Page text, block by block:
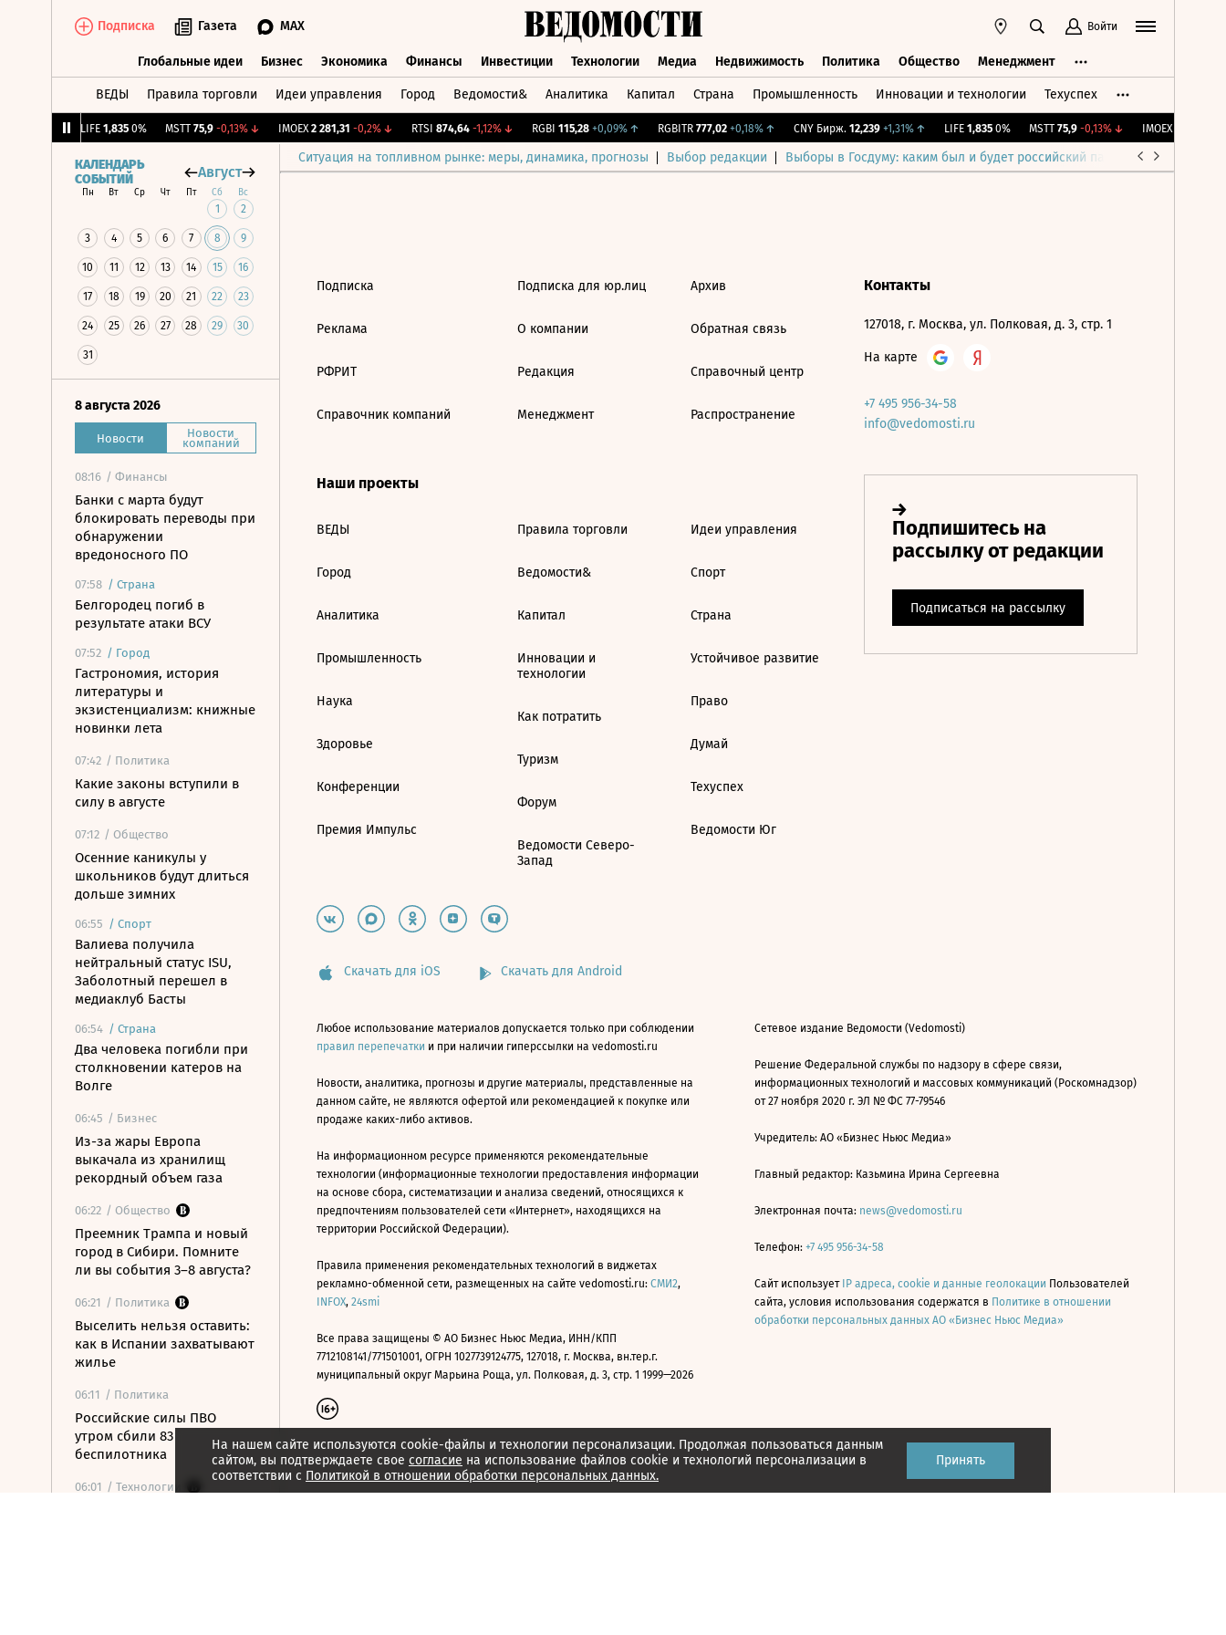
Подписка Газета MAX Войти
Глобальные идеи Бизнес Экономика Финансы Инвестиции Технологии Медиа Недвижимость Политика Общество Менеджмент
ВЕДЫ Правила торговли Идеи управления Город Ведомости& Аналитика Капитал Страна Промышленность Инновации и технологии Техуспех
LIFE 1,835 0% MSTT 75,9 -0,13%↓ IMOEX 2 281,31 -0,2%↓ RTSI 874,64 -1,12%↓ RGBI 115,28 +0,09%↑ RGBITR 777,02 +0,18%↑ CNY Бирж. 12,239 +1,31%↑ LIFE 1,835 0% MSTT 75,9 -0,13%↓ IMOEX 2 281,31
Ситуация на топливном рынке: меры, динамика, прогнозы Выбор редакции Выборы в Госдуму: каким был и будет российский парламент
КАЛЕНДАРЬ
СОБЫТИЙ
Август
Пн Вт Ср Чт Пт Сб Вс
1 2
3 4 5 6 7 8 9
10 11 12 13 14 15 16
17 18 19 20 21 22 23
24 25 26 27 28 29 30
31
8 августа 2026
Новости Новости
компаний
08:16 / Финансы
Банки с марта будут
блокировать переводы при
обнаружении
вредоносного ПО
07:58 / Страна
Белгородец погиб в
результате атаки ВСУ
07:52 / Город
Гастрономия, история
литературы и
экзистенциализм: книжные
новинки лета
07:42 / Политика
Какие законы вступили в
силу в августе
07:12 / Общество
Осенние каникулы у
школьников будут длиться
дольше зимних
06:55 / Спорт
Валиева получила
нейтральный статус ISU,
Заболотный перешел в
медиаклуб Басты
06:54 / Страна
Два человека погибли при
столкновении катеров на
Волге
06:45 / Бизнес
Из-за жары Европа
выкачала из хранилищ
рекордный объем газа
06:22 / Общество
Преемник Трампа и новый
город в Сибири. Помните
ли вы события 3–8 августа?
06:21 / Политика
Выселить нельзя оставить:
как в Испании захватывают
жилье
06:11 / Политика
Российские силы ПВО
утром сбили 83
беспилотника
06:01 / Технологии
На нашем сайте используются cookie-файлы и технологии персонализации. Продолжая пользоваться данным
сайтом, вы подтверждаете свое согласие на использование файлов cookie и технологий персонализации в
соответствии с Политикой в отношении обработки персональных данных.
Принять
Подписка
Реклама
РФРИТ
Справочник компаний
Подписка для юр.лиц
О компании
Редакция
Менеджмент
Архив
Обратная связь
Справочный центр
Распространение
Наши проекты
ВЕДЫ
Город
Аналитика
Промышленность
Наука
Здоровье
Конференции
Премия Импульс
Правила торговли
Ведомости&
Капитал
Инновации и
технологии
Как потратить
Туризм
Форум
Ведомости Северо-
Запад
Идеи управления
Спорт
Страна
Устойчивое развитие
Право
Думай
Техуспех
Ведомости Юг
Контакты
127018, г. Москва, ул. Полковая, д. 3, стр. 1
На карте
+7 495 956-34-58
info@vedomosti.ru
Скачать для iOS Скачать для Android
Любое использование материалов допускается только при соблюдении
правил перепечатки и при наличии гиперссылки на vedomosti.ru
Новости, аналитика, прогнозы и другие материалы, представленные на
данном сайте, не являются офертой или рекомендацией к покупке или
продаже каких-либо активов.
На информационном ресурсе применяются рекомендательные
технологии (информационные технологии предоставления информации
на основе сбора, систематизации и анализа сведений, относящихся к
предпочтениям пользователей сети «Интернет», находящихся на
территории Российской Федерации).
Правила применения рекомендательных технологий в виджетах
рекламно-обменной сети, размещенных на сайте vedomosti.ru: СМИ2,
INFOX, 24smi
Все права защищены © АО Бизнес Ньюс Медиа, ИНН/КПП
7712108141/771501001, ОГРН 1027739124775, 127018, г. Москва, вн.тер.г.
муниципальный округ Марьина Роща, ул. Полковая, д. 3, стр. 1 1999—2026
Сетевое издание Ведомости (Vedomosti)
Решение Федеральной службы по надзору в сфере связи,
информационных технологий и массовых коммуникаций (Роскомнадзор)
от 27 ноября 2020 г. ЭЛ № ФС 77-79546
Учредитель: АО «Бизнес Ньюс Медиа»
Главный редактор: Казьмина Ирина Сергеевна
Электронная почта: news@vedomosti.ru
Телефон: +7 495 956-34-58
Сайт использует IP адреса, cookie и данные геолокации Пользователей
сайта, условия использования содержатся в Политике в отношении
обработки персональных данных АО «Бизнес Ньюс Медиа»